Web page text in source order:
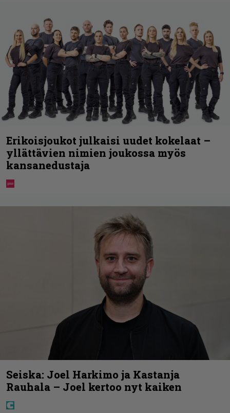
Erikoisjoukot julkaisi uudet kokelaat –
yllättävien nimien joukossa myös
kansanedustaja
Seiska: Joel Harkimo ja Kastanja
Rauhala – Joel kertoo nyt kaiken